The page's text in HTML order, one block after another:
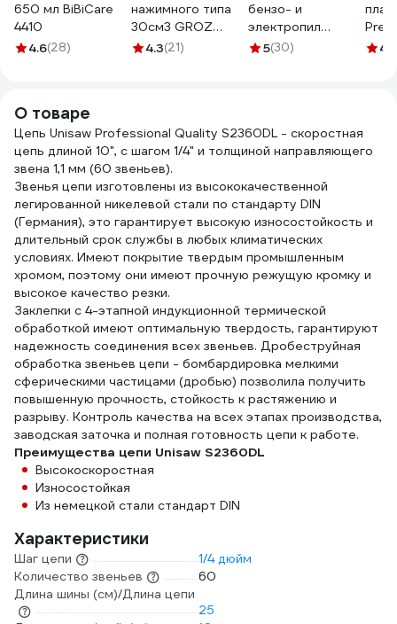
650 мл BiBiCare
4410
4.6(28)
нажимного типа
30см3 GROZ
GR43100 - G6P
4.3(21)
бензо- и
электропил
минеральное
5(30) 4.2
О товаре
Цепь Unisaw Professional Quality S2360DL - скоростная
цепь длиной 10", с шагом 1/4" и толщиной направляющего
звена 1,1 мм (60 звеньев).
Звенья цепи изготовлены из высококачественной
легированной никелевой стали по стандарту DIN
(Германия), это гарантирует высокую износостойкость и
длительный срок службы в любых климатических
условиях. Имеют покрытие твердым промышленным
хромом, поэтому они имеют прочную режущую кромку и
высокое качество резки.
Заклепки с 4-этапной индукционной термической
обработкой имеют оптимальную твердость, гарантируют
надежность соединения всех звеньев. Дробеструйная
обработка звеньев цепи - бомбардировка мелкими
сферическими частицами (дробью) позволила получить
повышенную прочность, стойкость к растяжению и
разрыву. Контроль качества на всех этапах производства,
заводская заточка и полная готовность цепи к работе.
Преимущества цепи Unisaw S2360DL
Высокоскоростная
Износостойкая
Из немецкой стали стандарт DIN
Характеристики
Шаг цепи
1/4 дюйм
Количество звеньев
60
Длина шины (см)/Длина цепи
25